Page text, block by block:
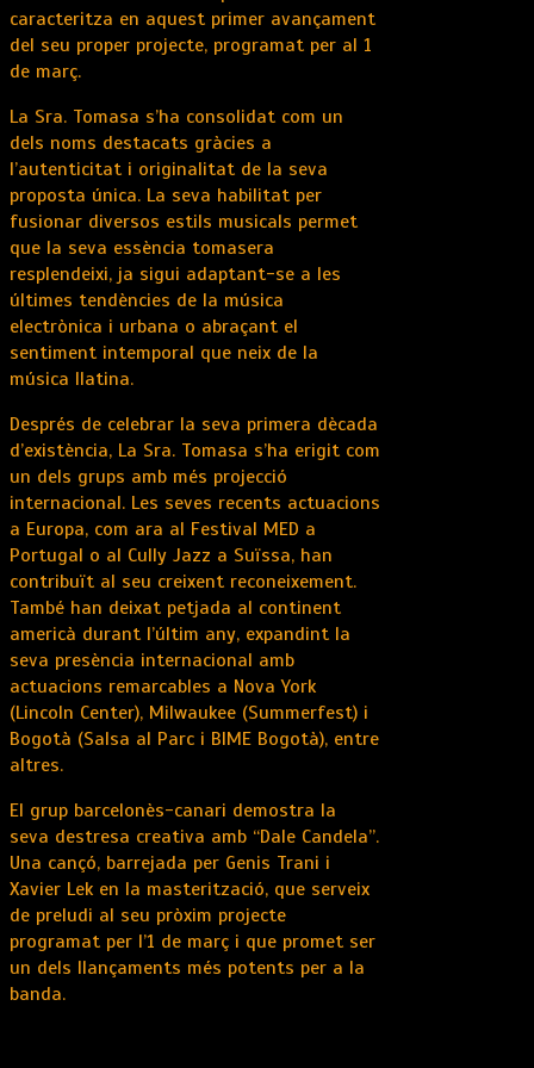
caracteritza en aquest primer avançament
del seu proper projecte, programat per al 1
de març.
La Sra. Tomasa s’ha consolidat com un
dels noms destacats gràcies a
l’autenticitat i originalitat de la seva
proposta única. La seva habilitat per
fusionar diversos estils musicals permet
que la seva essència tomasera
resplendeixi, ja sigui adaptant-se a les
últimes tendències de la música
electrònica i urbana o abraçant el
sentiment intemporal que neix de la
música llatina.
Després de celebrar la seva primera dècada
d’existència, La Sra. Tomasa s’ha erigit com
un dels grups amb més projecció
internacional. Les seves recents actuacions
a Europa, com ara al Festival MED a
Portugal o al Cully Jazz a Suïssa, han
contribuït al seu creixent reconeixement.
També han deixat petjada al continent
americà durant l’últim any, expandint la
seva presència internacional amb
actuacions remarcables a Nova York
(Lincoln Center), Milwaukee (Summerfest) i
Bogotà (Salsa al Parc i BIME Bogotà), entre
altres.
El grup barcelonès-canari demostra la
seva destresa creativa amb “Dale Candela”.
Una cançó, barrejada per Genis Trani i
Xavier Lek en la masterització, que serveix
de preludi al seu pròxim projecte
programat per l’1 de març i que promet ser
un dels llançaments més potents per a la
banda.